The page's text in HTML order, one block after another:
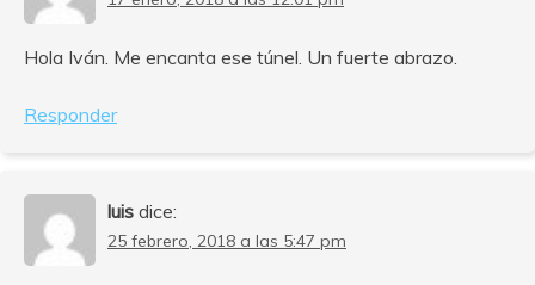
Hola Iván. Me encanta ese túnel. Un fuerte abrazo.
Responder
luis dice:
25 febrero, 2018 a las 5:47 pm